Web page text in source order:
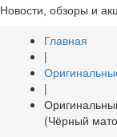
Новости, обзоры и
Главная
|
|
(Чёрный